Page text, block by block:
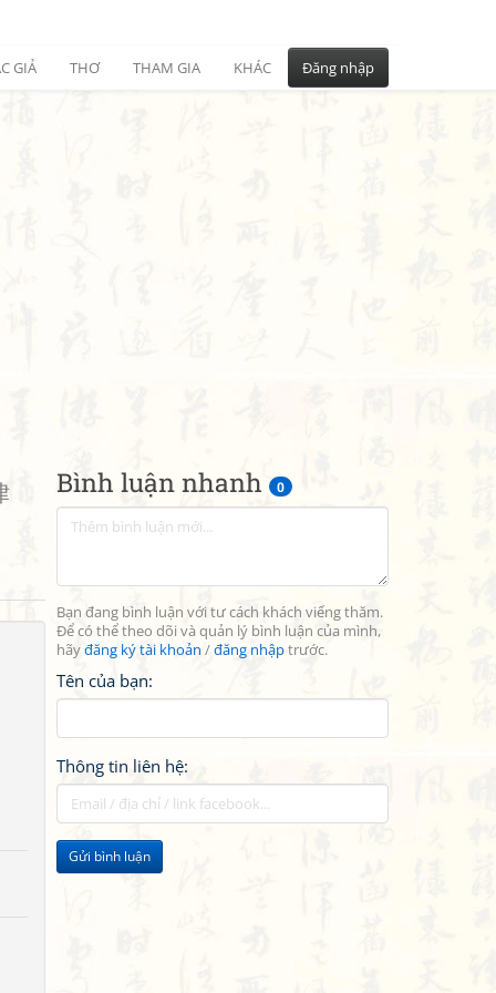
GIẢ THƠ THAM GIA KHÁC Đăng nhập
Bình luận nhanh 0
Bạn đang bình luận với tư cách khách viếng thăm.
Để có thể theo dõi và quản lý bình luận của mình,
hãyđăng ký tài khoản /đăng nhậptrước.
Tên của bạn:
Thông tin liên hệ:
Gửi bình luận